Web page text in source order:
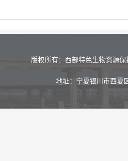
版权所有：西部特色生物资源
地址：宁夏银川市西夏